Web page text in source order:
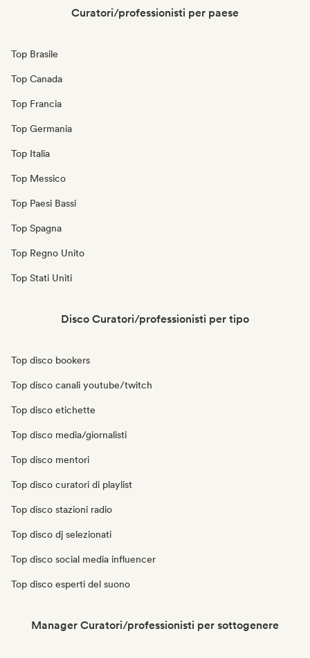
Curatori/professionisti per paese
Top Brasile
Top Canada
Top Francia
Top Germania
Top Italia
Top Messico
Top Paesi Bassi
Top Spagna
Top Regno Unito
Top Stati Uniti
Disco Curatori/professionisti per tipo
Top disco bookers
Top disco canali youtube/twitch
Top disco etichette
Top disco media/giornalisti
Top disco mentori
Top disco curatori di playlist
Top disco stazioni radio
Top disco dj selezionati
Top disco social media influencer
Top disco esperti del suono
Manager Curatori/professionisti per sottogenere